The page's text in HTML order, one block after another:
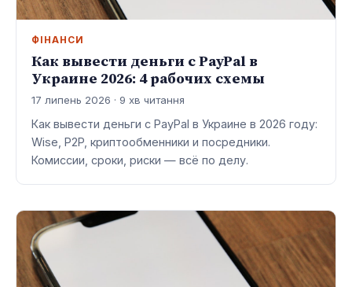
ФІНАНСИ
Как вывести деньги с PayPal в
Украине 2026: 4 рабочих схемы
17 липень 2026 · 9 хв читання
Как вывести деньги с PayPal в Украине в 2026 году:
Wise, P2P, криптообменники и посредники.
Комиссии, сроки, риски — всё по делу.